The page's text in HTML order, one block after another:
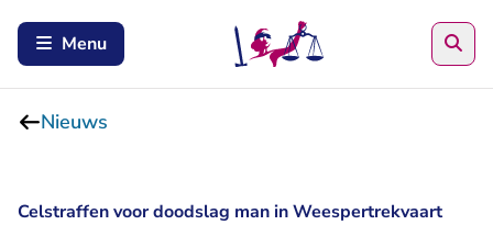
Menu
Nieuws
Celstraffen voor doodslag man in Weespertrekvaart